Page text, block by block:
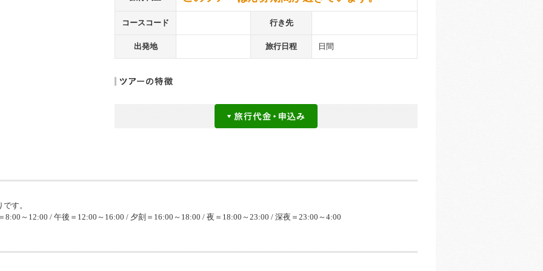
コースコード 行き先
出発地 旅行日程 日間
す。
～12:00 / 午後＝12:00～16:00 / 夕刻＝16:00～18:00 / 夜＝18:00～23:00 / 深夜＝23:00～4:00